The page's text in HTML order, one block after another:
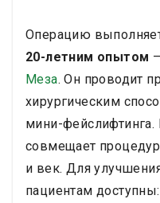
одновременно. Она
щек, подтяжку шеи,
подтяжку бровей.
операции. Затем они
звездочном отеле в
ночей. Доктор
Его подход включает
предоперационное
Операцию
20-летним опытом
Меза. Он проводит
хирургическим
мини-
совмещает
и век. Для
пациентам доступны: